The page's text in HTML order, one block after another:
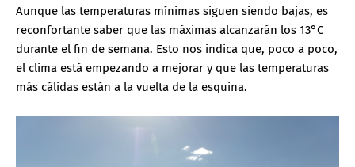
Aunque las temperaturas mínimas siguen siendo bajas, es
reconfortante saber que las máximas alcanzarán los 13°C
durante el fin de semana. Esto nos indica que, poco a poco,
el clima está empezando a mejorar y que las temperaturas
más cálidas están a la vuelta de la esquina.